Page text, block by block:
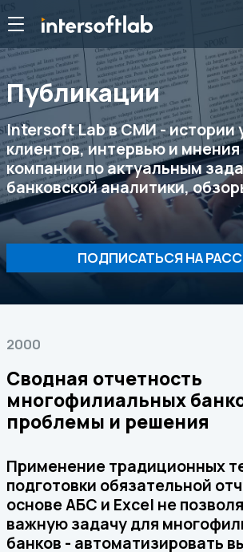
Публикации
Intersoft Lab в СМИ - истории
клиентов, интервью и мнения
компании по актуальным
банковской аналитики,
ПОДПИСАТЬСЯ НА
2000
Сводная отчетность
многофилиальных
проблемы и решения
Применение традиционных
подготовки обязательной
основе АБС и Excel не
важную задачу для
банков - автоматизировать